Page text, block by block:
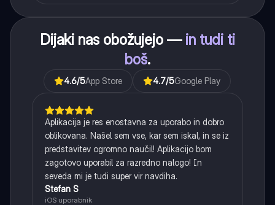
Dijaki nas obožujejo — in tudi ti
boš.
4.6/5App Store 4.7/5Google Play
Aplikacija je res enostavna za uporabo in dobro
oblikovana. Našel sem vse, kar sem iskal, in se iz
predstavitev ogromno naučil! Aplikacijo bom
zagotovo uporabil za razredno nalogo! In
seveda mi je tudi super vir navdiha.
Stefan S
iOS uporabnik